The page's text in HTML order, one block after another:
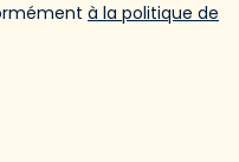
à la politique de